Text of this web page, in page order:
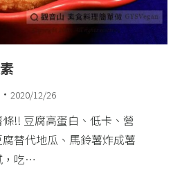
2020/12/26
!! 豆腐高蛋白、低卡、營
替代地瓜、馬鈴薯炸成薯
，吃…